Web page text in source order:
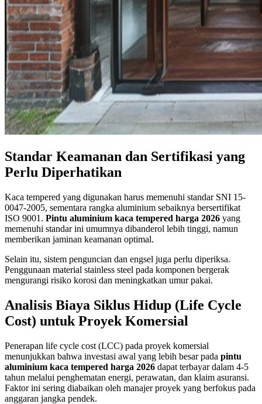
Standar Keamanan dan Sertifikasi yang
Perlu Diperhatikan
Kaca tempered yang digunakan harus memenuhi standar SNI 15-
0047-2005, sementara rangka aluminium sebaiknya bersertifikat
ISO 9001. Pintu aluminium kaca tempered harga 2026 yang
memenuhi standar ini umumnya dibanderol lebih tinggi, namun
memberikan jaminan keamanan optimal.
Selain itu, sistem penguncian dan engsel juga perlu diperiksa.
Penggunaan material stainless steel pada komponen bergerak
mengurangi risiko korosi dan meningkatkan umur pakai.
Analisis Biaya Siklus Hidup (Life Cycle
Cost) untuk Proyek Komersial
Penerapan life cycle cost (LCC) pada proyek komersial
menunjukkan bahwa investasi awal yang lebih besar pada pintu
aluminium kaca tempered harga 2026 dapat terbayar dalam 4-5
tahun melalui penghematan energi, perawatan, dan klaim asuransi.
Faktor ini sering diabaikan oleh manajer proyek yang berfokus pada
anggaran jangka pendek.